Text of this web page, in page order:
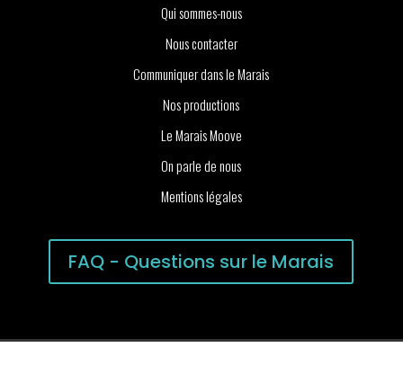
Qui sommes-nous
Nous contacter
Communiquer dans le Marais
Nos productions
Le Marais Moove
On parle de nous
Mentions légales
FAQ - Questions sur le Marais